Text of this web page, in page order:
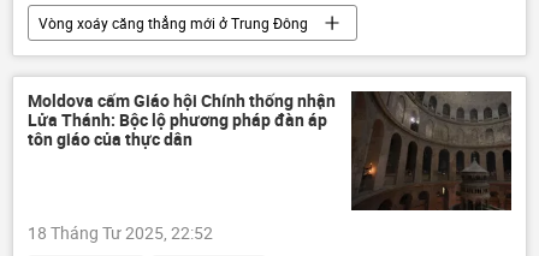
Vòng xoáy căng thẳng mới ở Trung Đông
Palestine
Gaza
HAMAS
Israel
Thế giới
thông tin
viện trợ nhân đạo
Moldova cấm Giáo hội Chính thống nhận
Lửa Thánh: Bộc lộ phương pháp đàn áp
tôn giáo của thực dân
18 Tháng Tư 2025, 22:52